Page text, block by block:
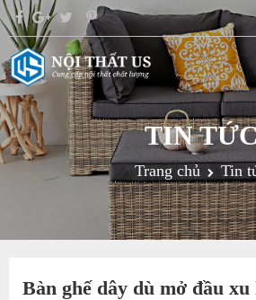
TIN
Trang chủ Tin
Bàn ghế dây dù mở đầu